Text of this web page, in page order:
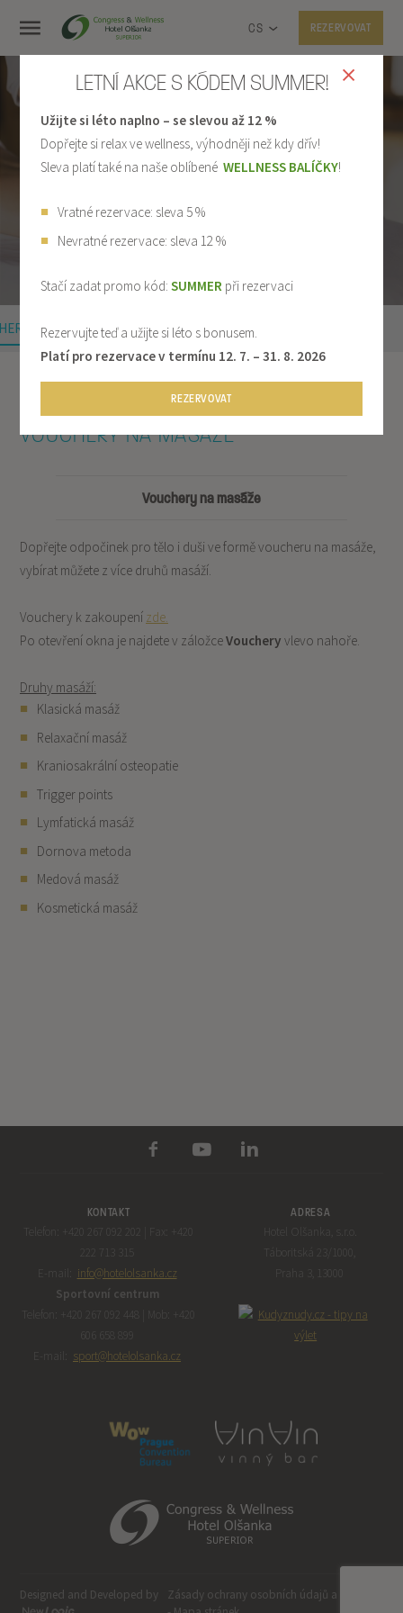
CS REZERVOVAT
VOUCHERY NA MASÁŽE
NA MASÁŽE CENÍK REZERVACE
VOUCHERY NA MASÁŽE
Vouchery na masáže
Dopřejte odpočinek pro tělo i duši ve formě voucheru na masáže,
vybírat můžete z více druhů masáží.
Vouchery k zakoupení zde.
Po otevření okna je najdete v záložceVouchery vlevo nahoře.
Druhy masáží:
Klasická masáž
Relaxační masáž
Kraniosakrální osteopatie
Trigger points
Lymfatická masáž
Dornova metoda
Medová masáž
Kosmetická masáž
KONTAKT
Telefon: +420 267 092 202 | Fax: +420
222 713 315
E-mail: info@hotelolsanka.cz
Sportovní centrum
Telefon: +420 267 092 448 | Mob: +420
E-mail: sport@hotelolsanka.cz
ADRESA
Hotel Olšanka, s.r.o.
Táboritská 23/1000,
Praha 3, 13000
Designed and Developed by
Zásady ochrany osobních údajů a cookies
LETNÍ AKCE S KÓDEM SUMMER!
Užijte si léto naplno – se slevou až 12 %
Dopřejte si relax ve wellness, výhodněji než kdy dřív!
Sleva platí také na naše oblíbené WELLNESS BALÍČKY!
Vratné rezervace: sleva 5 %
Nevratné rezervace: sleva 12 %
Stačí zadat promo kód:SUMMER při rezervaci
Rezervujte teď a užijte si léto s bonusem.
Platí pro rezervace v termínu 12. 7. – 31. 8. 2026
REZERVOVAT